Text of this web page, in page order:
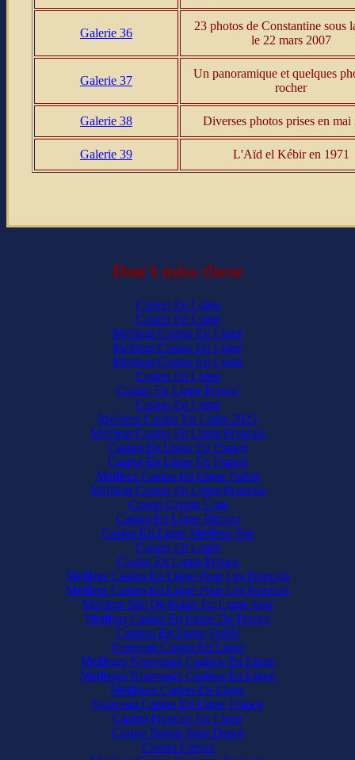
Galerie 36
23 photos de Constantine sous
le 22 mars 2007
Galerie 37
Un panoramique et quelques
rocher
Galerie 38 Diverses photos prises en mai
Galerie 39 L'Aïd el Kébir en 1971
Don't miss these
Casino En Ligne
Casino En Ligne
Meilleur Casino En Ligne
Meilleur Casino En Ligne
Meilleur Casino En Ligne
Casino En Ligne
Casino En Ligne France
Casino En Ligne
Meilleur Casino En Ligne 2025
Meilleur Casino En Ligne Francais
Casino En Ligne En France
Casino En Ligne En France
Meilleur Casino En Ligne Fiable
Meilleur Casino En Ligne Français
Casino Crypto Liste
Casino En Ligne Bitcoin
Casino En Ligne Meilleur Site
Casino En Ligne
Casino En Ligne France
Meilleur Casino En Ligne Pour Les Francais
Meilleur Casino En Ligne Pour Les Francais
Meilleur Site De Poker En Ligne Avis
Meilleur Casino En Ligne De France
Casinos En Ligne Fiable
Nouveau Casino En Ligne
Meilleurs Nouveaux Casinos En Ligne
Meilleurs Nouveaux Casinos En Ligne
Meilleurs Casino En Ligne
Nouveau Casino En Ligne France
Casino Francais En Ligne
Casino Bonus Sans Depot
Casino Cresus